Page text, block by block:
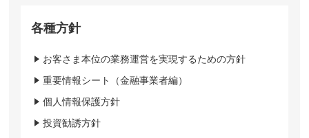
各種方針
お客さま本位の業務運営を実現するための方針
重要情報シート（金融事業者編）
個人情報保護方針
投資勧誘方針